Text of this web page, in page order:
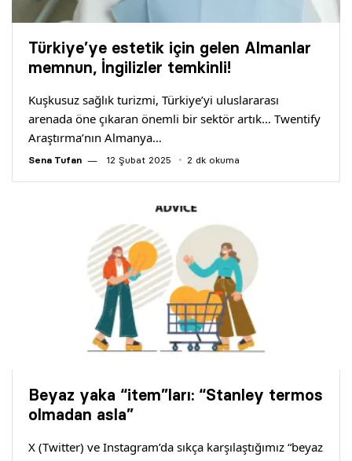
Türkiye’ye estetik için gelen Almanlar
memnun, İngilizler temkinli!
Kuşkusuz sağlık turizmi, Türkiye’yi uluslararası
arenada öne çıkaran önemli bir sektör artık… Twentify
Araştırma’nın Almanya…
Sena Tufan 12 Şubat 2025 2 dk okuma
Beyaz yaka “item”ları: “Stanley termos
olmadan asla”
X (Twitter) ve Instagram’da sıkça karşılaştığımız “beyaz